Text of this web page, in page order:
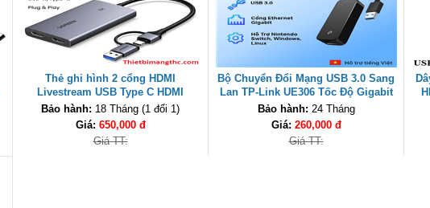
Thẻ ghi hình 2 cổng HDMI
Livestream USB Type C HDMI
4K@30Hz Ugreen CM726- 25773 cao
cấp
Bảo hành: 18 Tháng (1 đổi 1)
Giá: 650,000 đ
Giá TT:
Bộ Chuyển Đổi Mạng USB 3.0 Sang
Lan TP-Link UE306 Tốc Độ Gigabit
1000Mbps cao cấp
Bảo hành: 24 Tháng
Giá: 260,000 đ
Giá TT: